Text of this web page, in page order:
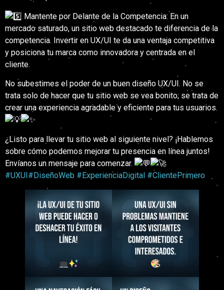
Mantente por Delante de la Competencia: En un
mercado saturado, un sitio web destacado te diferencia de la
competencia. Invertir en UX/UI te da una ventaja competitiva
y posiciona tu marca como innovadora y centrada en el
cliente.
No subestimes el poder de un buen diseño UX/UI. No se
trata solo de hacer que tu sitio web se vea bonito; se trata de
crear una experiencia agradable y eficiente para tus usuarios.
¿Listo para llevar tu sitio web al siguiente nivel? ¡Hablemos
sobre cómo podemos mejorar tu presencia en línea juntos!
Envíanos un mensaje para comenzar.
#UXUI#DiseñoWeb #ExperienciaDigital #ClientePrimero